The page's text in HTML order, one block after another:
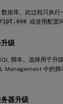
据库。此过程只执行
或使用配置
级
脚本。选择用于升
Management 中的脚
器升级